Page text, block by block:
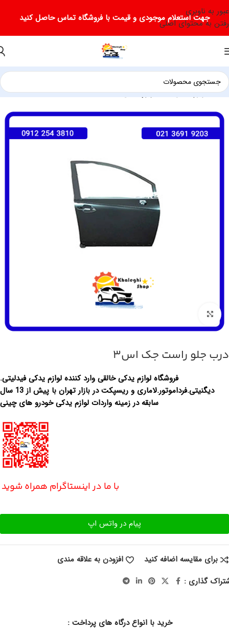
عبور به ناوبری
رفتن به محتوای اصلی
جهت استعلام موجودی و قیمت با فروشگاه تماس حاصل کنید
خانه لوازم یدکی جک لوازم یدکی جک S3
درب جلو راست جک اس3
فروشگاه لوازم یدکی خالقی وارد کننده لوازم یدکی فیدلیتی.
دیگنیتی.فرداموتور.لاماری و ریسپکت در بازار تهران با پیش از 13 سال
سابقه در زمینه واردات لوازم یدکی خودرو های چینی
با ما در اینستاگرام همراه شوید
پیام در واتس اپ
برای مقایسه اضافه کنید
افزودن به علاقه مندی
گذاری :
خرید با انواع درگاه های پرداخت :